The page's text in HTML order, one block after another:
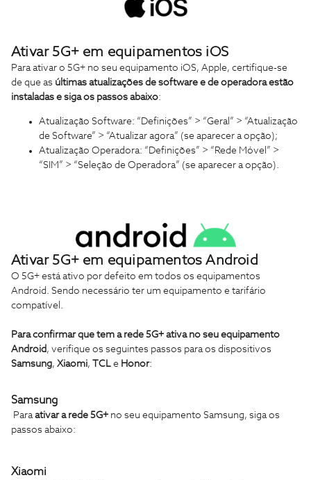
Ativar 5G+ em equipamentos iOS
Para ativar o 5G+ no seu equipamento iOS, Apple, certifique-se
de que as últimas atualizações de software e de operadora estão
instaladas e siga os passos abaixo:
Atualização Software: “Definições” > “Geral” > “Atualização
de Software” > “Atualizar agora” (se aparecer a opção);
Atualização Operadora: “Definições” > “Rede Móvel” >
“SIM” > “Seleção de Operadora” (se aparecer a opção).
Ativar 5G+ em equipamentos Android
O 5G+ está ativo por defeito em todos os equipamentos
Android. Sendo necessário ter um equipamento e tarifário
compatível.
Para confirmar que tem a rede 5G+ ativa no seu equipamento
Android, verifique os seguintes passos para os dispositivos
Samsung, Xiaomi, TCL e Honor:
Samsung
Paraativar a rede 5G+ no seu equipamento Samsung, siga os
passos abaixo:
Xiaomi